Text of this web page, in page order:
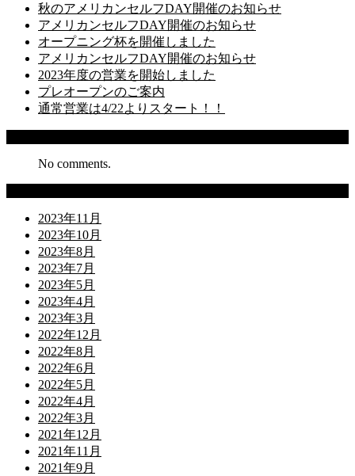
秋のアメリカンセルフDAY開催のお知らせ
アメリカンセルフDAY開催のお知らせ
オープニング杯を開催しました
アメリカンセルフDAY開催のお知らせ
2023年度の営業を開始しました
プレオープンのご案内
通常営業は4/22よりスタート！！
No comments.
2023年11月
2023年10月
2023年8月
2023年7月
2023年5月
2023年4月
2023年3月
2022年12月
2022年8月
2022年6月
2022年5月
2022年4月
2022年3月
2021年12月
2021年11月
2021年9月